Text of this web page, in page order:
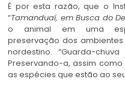
É por esta razão, que o
“Tamanduaí, em Busca do
o animal em uma
preservação dos
nordestino. “Guarda-
Preservando-a, assim
as espécies que estão ao